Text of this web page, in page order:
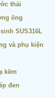
thải
ống
SUS316L
và phụ kiện
kẽm
đen